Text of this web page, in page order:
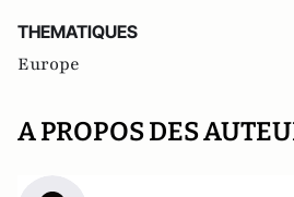
THEMATIQUES
Europe
A PROPOS DES